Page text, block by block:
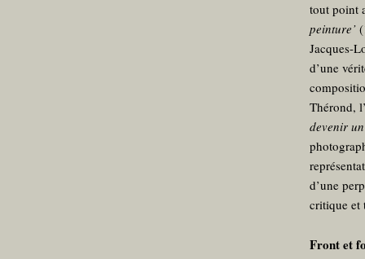
tout point
peinture’
Jacques-
d’une
Thérond,
devenir
d’une
critique et
Front et